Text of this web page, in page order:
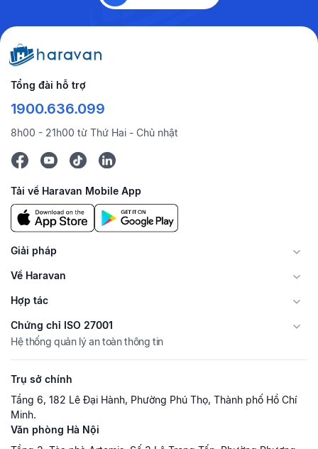
Tổng đài hỗ trợ
1900.636.099
8h00 - 21h00 từ Thứ Hai - Chủ nhật
Tải về Haravan Mobile App
Giải pháp
Về Haravan
Hợp tác
Chứng chỉ ISO 27001
Hệ thống quản lý an toàn thông tin
Trụ sở chính
Tầng 6, 182 Lê Đại Hành, Phường Phú Thọ, Thành phố Hồ Chí
Minh.
Văn phòng Hà Nội